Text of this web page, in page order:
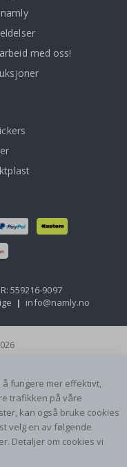
med oss!
559216-9097
| info@namly.no
fungere mer effektivt,
trafikken på våre
kan også bruke cookies
velg en av følgende
Detaljer om cookies vi